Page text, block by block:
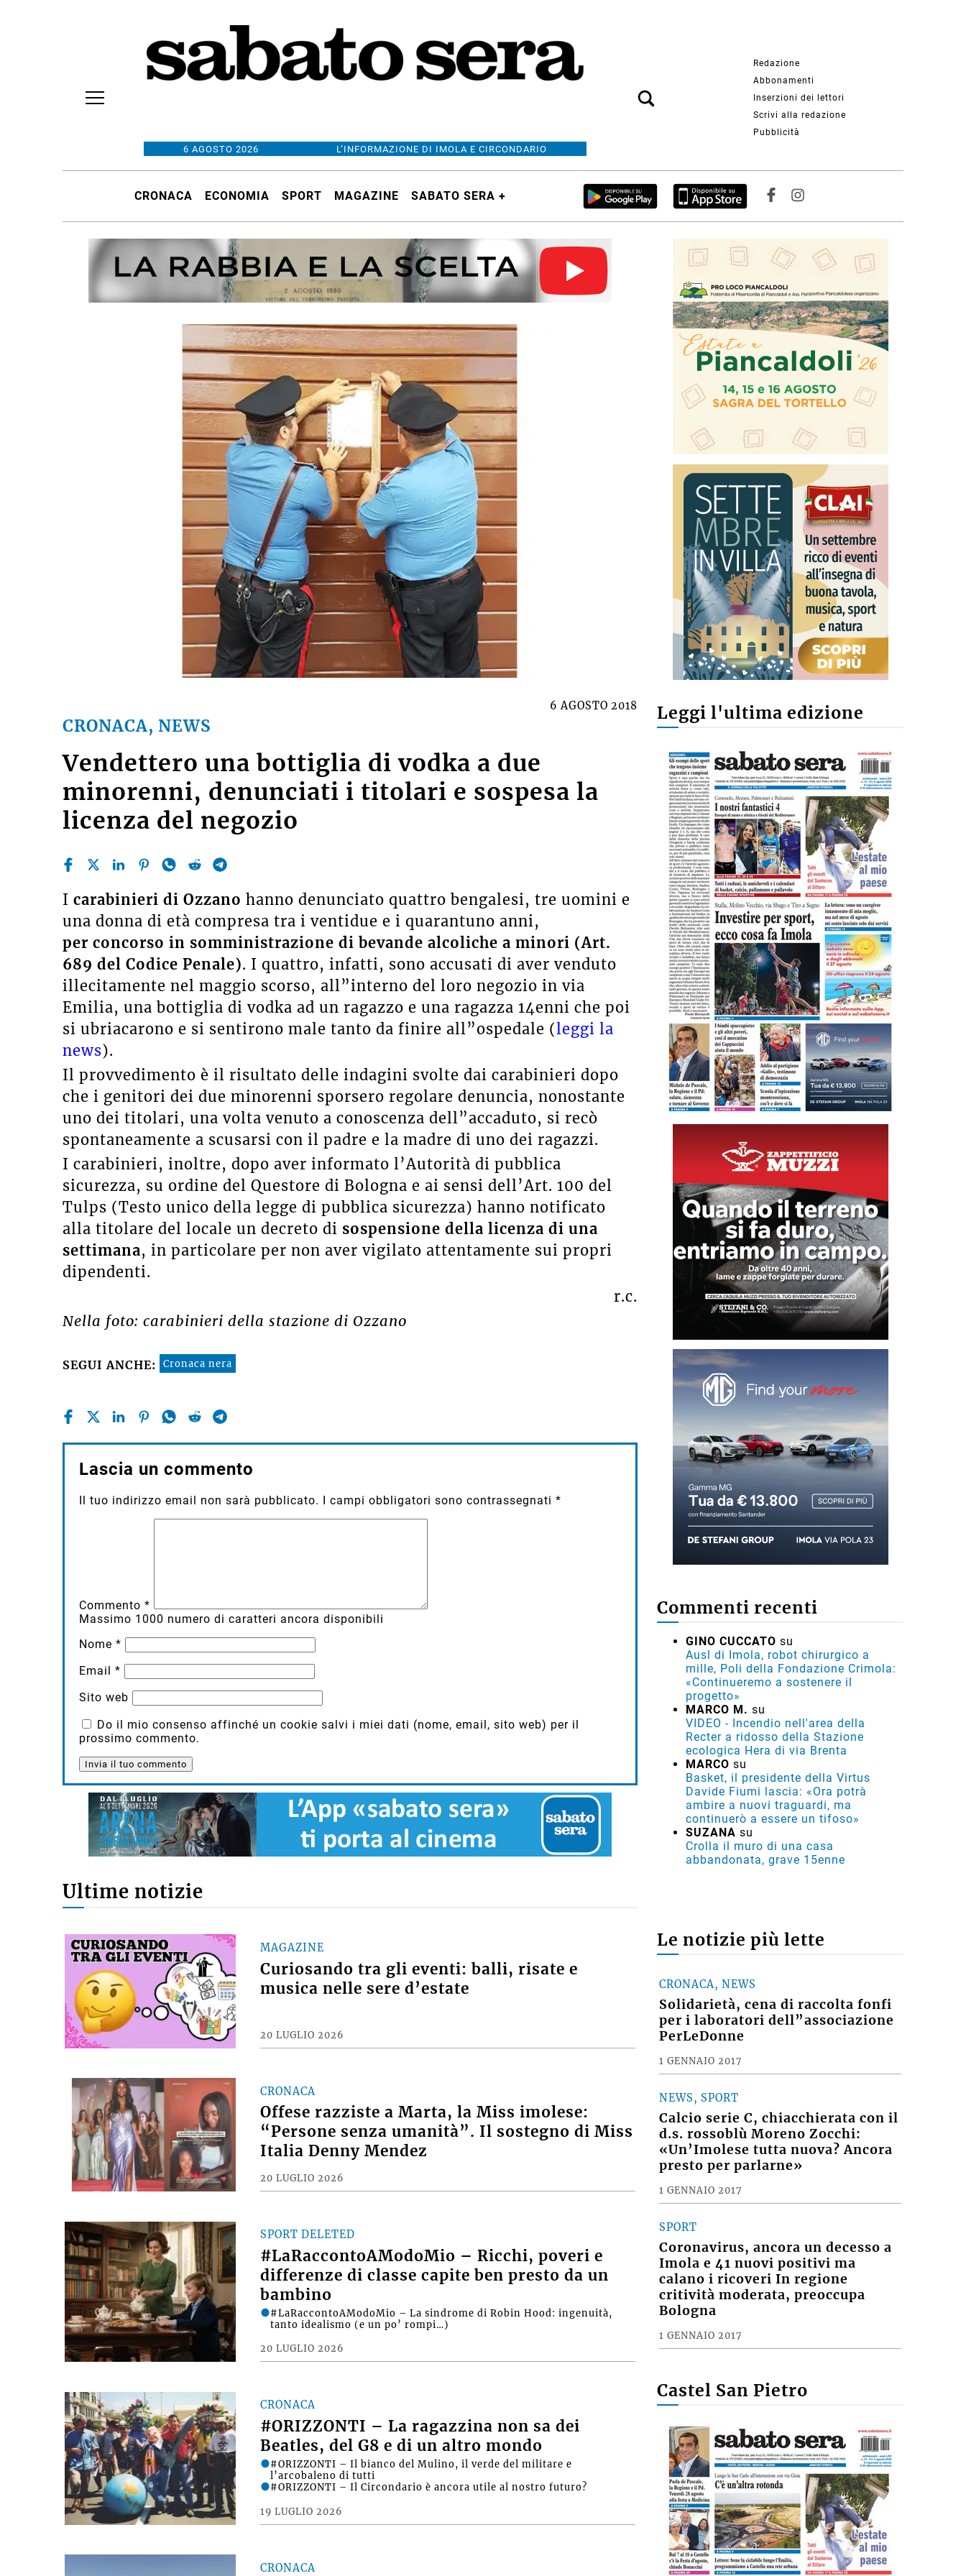
6 AGOSTO 2026 L’INFORMAZIONE DI IMOLA E CIRCONDARIO
Redazione
Abbonamenti
Inserzioni dei lettori
Scrivi alla redazione
Pubblicità
CRONACA ECONOMIA SPORT MAGAZINE SABATO SERA +
CRONACA, NEWS
6 AGOSTO 2018
Vendettero una bottiglia di vodka a due
minorenni, denunciati i titolari e sospesa la
licenza del negozio
I carabinieri di Ozzano hanno denunciato quattro bengalesi, tre uomini e
una donna di età compresa tra i ventidue e i quarantuno anni,
per concorso in somministrazione di bevande alcoliche a minori (Art.
689 del Codice Penale). I quattro, infatti, sono accusati di aver venduto
illecitamente nel maggio scorso, all”interno del loro negozio in via
Emilia, una bottiglia di vodka ad un ragazzo e una ragazza 14enni che poi
si ubriacarono e si sentirono male tanto da finire all”ospedale (leggi la
news).
Il provvedimento è il risultato delle indagini svolte dai carabinieri dopo
che i genitori dei due minorenni sporsero regolare denuncia, nonostante
uno dei titolari, una volta venuto a conoscenza dell”accaduto, si recò
spontaneamente a scusarsi con il padre e la madre di uno dei ragazzi.
I carabinieri, inoltre, dopo aver informato l’Autorità di pubblica
sicurezza, su ordine del Questore di Bologna e ai sensi dell’Art. 100 del
Tulps (Testo unico della legge di pubblica sicurezza) hanno notificato
alla titolare del locale un decreto di sospensione della licenza di una
settimana, in particolare per non aver vigilato attentamente sui propri
dipendenti.
r.c.
Nella foto: carabinieri della stazione di Ozzano
SEGUI ANCHE: Cronaca nera
Lascia un commento
Il tuo indirizzo email non sarà pubblicato. I campi obbligatori sono contrassegnati *
Commento *
Massimo 1000 numero di caratteri ancora disponibili
Nome *
Email *
Sito web
Do il mio consenso affinché un cookie salvi i miei dati (nome, email, sito web) per il
prossimo commento.
Ultime notizie
MAGAZINE
Curiosando tra gli eventi: balli, risate e
musica nelle sere d’estate
20 LUGLIO 2026
CRONACA
Offese razziste a Marta, la Miss imolese:
“Persone senza umanità”. Il sostegno di Miss
Italia Denny Mendez
20 LUGLIO 2026
SPORT DELETED
#LaRaccontoAModoMio – Ricchi, poveri e
differenze di classe capite ben presto da un
bambino
20 LUGLIO 2026
#LaRaccontoAModoMio – La sindrome di Robin Hood: ingenuità,
tanto idealismo (e un po’ rompi…)
CRONACA
#ORIZZONTI – La ragazzina non sa dei
Beatles, del G8 e di un altro mondo
19 LUGLIO 2026
#ORIZZONTI – Il bianco del Mulino, il verde del militare e
l’arcobaleno di tutti
#ORIZZONTI – Il Circondario è ancora utile al nostro futuro?
CRONACA
Leggi l'ultima edizione
Commenti recenti
GINO CUCCATO su
Ausl di Imola, robot chirurgico a
mille, Poli della Fondazione Crimola:
«Continueremo a sostenere il
progetto»
MARCO M. su
VIDEO - Incendio nell'area della
Recter a ridosso della Stazione
ecologica Hera di via Brenta
MARCO su
Basket, il presidente della Virtus
Davide Fiumi lascia: «Ora potrà
ambire a nuovi traguardi, ma
continuerò a essere un tifoso»
SUZANA su
Crolla il muro di una casa
abbandonata, grave 15enne
Le notizie più lette
CRONACA, NEWS
Solidarietà, cena di raccolta fonfi
per i laboratori dell”associazione
PerLeDonne
1 GENNAIO 2017
NEWS, SPORT
Calcio serie C, chiacchierata con il
d.s. rossoblù Moreno Zocchi:
«Un’Imolese tutta nuova? Ancora
presto per parlarne»
1 GENNAIO 2017
SPORT
Coronavirus, ancora un decesso a
Imola e 41 nuovi positivi ma
calano i ricoveri In regione
critività moderata, preoccupa
Bologna
1 GENNAIO 2017
Castel San Pietro